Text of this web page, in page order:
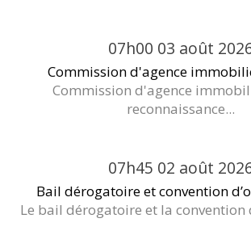
07h00 03 août
Commission d'agence
Commission d'agence
reconnaissance...
07h45 02 août
Bail dérogatoire et convention
Le bail dérogatoire et la convention